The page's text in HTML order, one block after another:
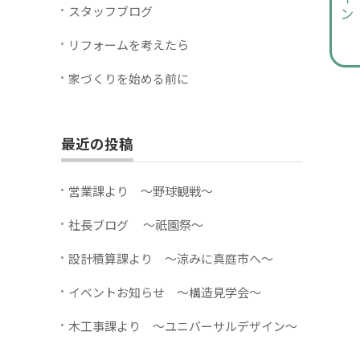
スタッフブログ
リフォームを考えたら
家づくりを始める前に
最近の投稿
営業課より ～野球観戦～
社長ブログ ～祇園祭～
設計積算課より ～涼みに真庭市へ～
イベントお知らせ ～構造見学会～
木工事課より ～ユニバーサルデザイン～